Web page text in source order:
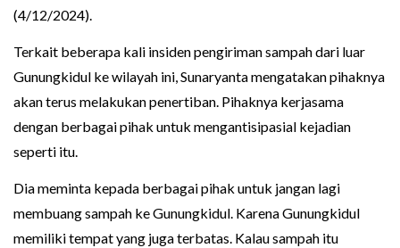
(4/12/2024).
Terkait beberapa kali insiden pengiriman sampah dari luar
Gunungkidul ke wilayah ini, Sunaryanta mengatakan pihaknya
akan terus melakukan penertiban. Pihaknya kerjasama
dengan berbagai pihak untuk mengantisipasial kejadian
seperti itu.
Dia meminta kepada berbagai pihak untuk jangan lagi
membuang sampah ke Gunungkidul. Karena Gunungkidul
memiliki tempat yang juga terbatas. Kalau sampah itu